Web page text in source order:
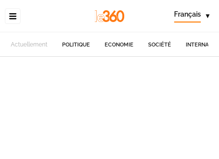
Français ▾
Actuellement POLITIQUE ECONOMIE SOCIÉTÉ